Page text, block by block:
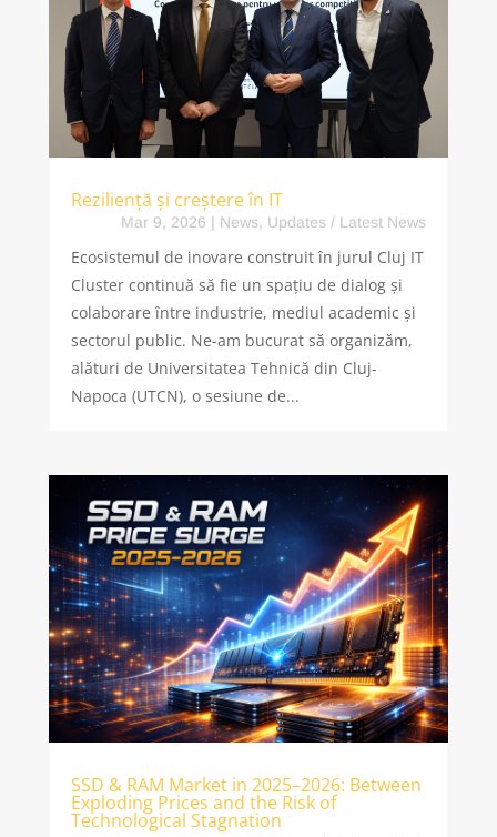
Reziliență și creștere în IT
Mar 9, 2026 | News, Updates / Latest News
Ecosistemul de inovare construit în jurul Cluj IT
Cluster continuă să fie un spațiu de dialog și
colaborare între industrie, mediul academic și
sectorul public. Ne-am bucurat să organizăm,
alături de Universitatea Tehnică din Cluj-
Napoca (UTCN), o sesiune de...
SSD & RAM Market in 2025–2026: Between
Exploding Prices and the Risk of
Technological Stagnation